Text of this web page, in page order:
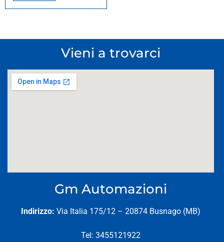
Gm Automazioni
Indirizzo: Via Italia 175/12 – 20874 Busnago (MB)
Tel: 3455121922
Vieni a trovarci